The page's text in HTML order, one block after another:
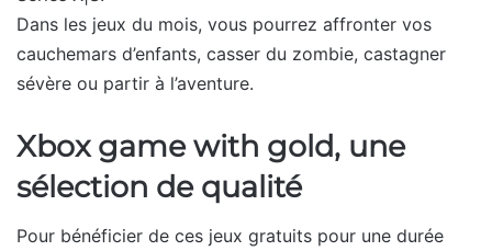
Dans les jeux du mois, vous pourrez affronter vos
cauchemars d’enfants, casser du zombie, castagner
sévère ou partir à l’aventure.
Xbox game with gold, une
sélection de qualité
Pour bénéficier de ces jeux gratuits pour une durée